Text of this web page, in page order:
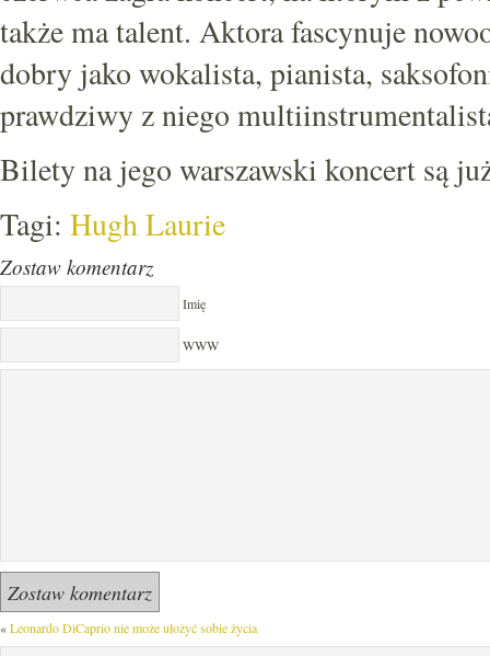
także ma talent. Aktora fascynuje
dobry jako wokalista, pianista,
prawdziwy z niego
Bilety na jego warszawski koncert są
Tagi: Hugh Laurie
Zostaw komentarz
Imię
WWW
«Leonardo DiCaprio nie może ułożyć sobie życia